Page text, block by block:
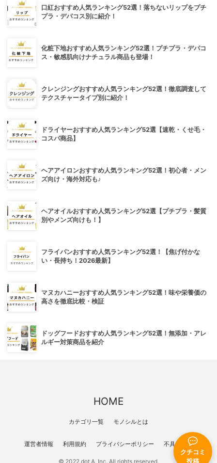
クチコミ
投稿
口紅おすすめ人気ランキング52選！落ちないリップをプチ
プラ・デパコス別に紹介！
化粧下地おすすめ人気ランキング52選！プチプラ・デパコ
ス・敏感肌向けナチュラル商品も登場！
クレンジングおすすめ人気ランキング52選！徹底調査して
テクスチャータイプ別に紹介！
ドライヤーおすすめ人気ランキング52選【速乾・くせ毛・
コスパ商品】
ヘアアイロンおすすめ人気ランキング52選！初心者・メン
ズ向け・海外対応も♪
ヘアオイルおすすめ人気ランキング52選【プチプラ・髪質
別やメンズ向けも！】
フライパンおすすめ人気ランキング52選！【焦げ付かな
い・長持ち！2026最新】
マヌカハニーおすすめ人気ランキング52選！味や栄養価の
高さを徹底比較・検証
ドッグフードおすすめ人気ランキング52選！無添加・アレ
ルギー対策商品を紹介
HOME
カテゴリ一覧 モノシルとは
運営者情報 利用規約 プライバシーポリシー 不具合報告
© 2022 dot A, Inc. All rights reserved.